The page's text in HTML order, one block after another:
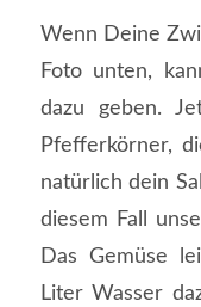
Wenn Deine
Foto unten,
dazu geben.
Pfefferkörner,
natürlich dein
diesem Fall
Das Gemüse
Liter Wasser